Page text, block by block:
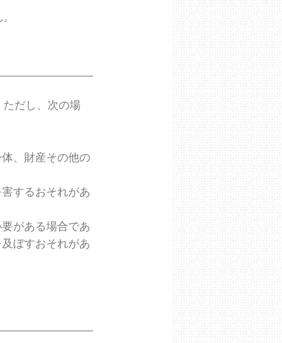
だし、次の場
、財産その他の
するおそれがあ
がある場合であ
ぼすおそれがあ